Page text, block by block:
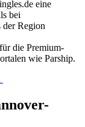
eine
bei
der Region
die Premium-
wie Parship.